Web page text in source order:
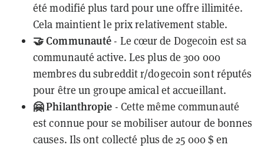
été modifié plus tard pour une offre illimitée.
Cela maintient le prix relativement stable.
🤝 Communauté - Le cœur de Dogecoin est sa
communauté active. Les plus de 300 000
membres du subredditr/dogecoin sont réputés
pour être un groupe amical et accueillant.
🤗 Philanthropie - Cette même communauté
est connue pour se mobiliser autour de bonnes
causes. Ils ont collecté plus de 25 000 $ en